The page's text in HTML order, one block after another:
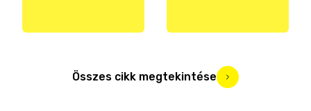
Összes cikk megtekintése